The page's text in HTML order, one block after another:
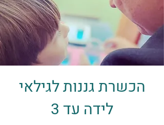
הכשרת גננות לגילאי
לידה עד 3